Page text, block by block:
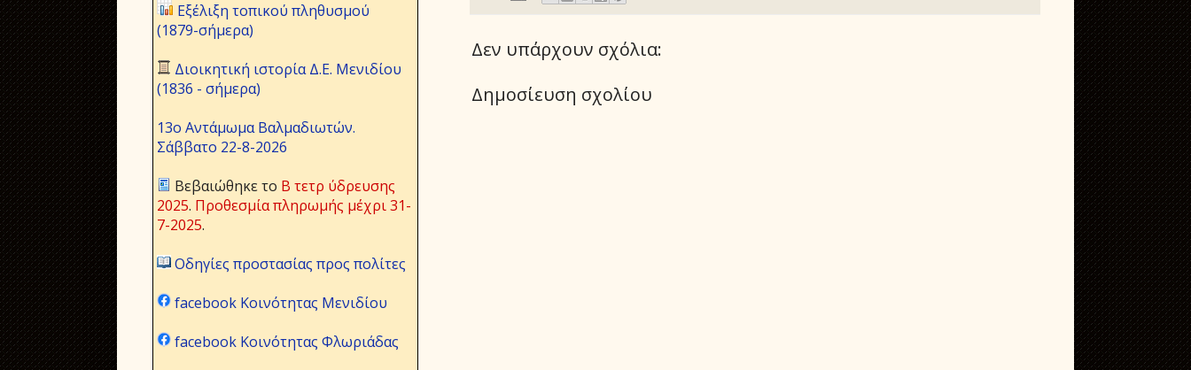
Δεν υπάρχουν σχόλια:
Δημοσίευση σχολίου
Εξέλιξη τοπικού πληθυσμού
(1879-σήμερα)
Διοικητική ιστορία Δ.Ε. Μενιδίου
(1836 - σήμερα)
13ο Αντάμωμα Βαλμαδιωτών.
Σάββατο 22-8-2026
Βεβαιώθηκε το Β τετρ ύδρευσης
2025. Προθεσμία πληρωμής μέχρι 31-
7-2025.
Οδηγίες προστασίας προς πολίτες
facebook Κοινότητας Μενιδίου
facebook Κοινότητας Φλωριάδας